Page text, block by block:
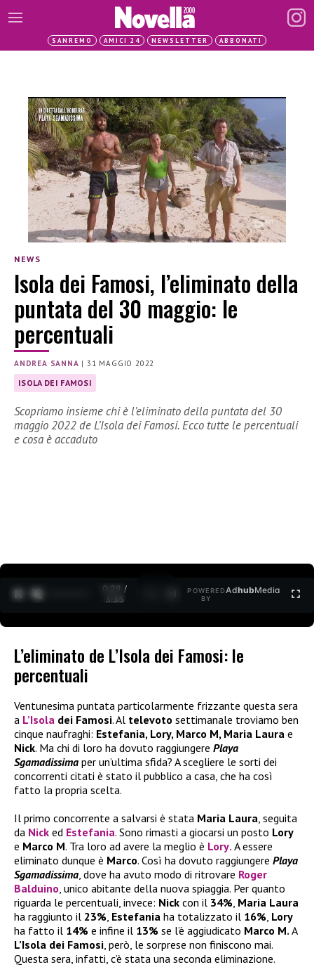
SANREMO AMICI 24 NEWSLETTER ABBONATI
NEWS
Isola dei Famosi, l’eliminato della
puntata del 30 maggio: le
percentuali
ANDREA SANNA |31 MAGGIO 2022
ISOLA DEI FAMOSI
Scopriamo insieme chi è l’eliminato della puntata del 30
maggio 2022 de L’Isola dei Famosi. Ecco tutte le percentuali
e cosa è accaduto
0:30 /
3:35
POWERED
BY
AdhubMedia
L’eliminato de L’Isola dei Famosi: le
percentuali
Ventunesima puntata particolarmente frizzante questa sera
a L’Isola dei Famosi. Al televoto settimanale troviamo ben
cinque naufraghi: Estefania, Lory, Marco M, Maria Laura e
Nick. Ma chi di loro ha dovuto raggiungere Playa
Sgamadissima per un’ultima sfida? A scegliere le sorti dei
concorrenti citati è stato il pubblico a casa, che ha così
fatto la propria scelta.
Il primo concorrente a salvarsi è stata Maria Laura, seguita
da Nick ed Estefania. Sono rimasti a giocarsi un posto Lory
e Marco M. Tra loro ad avere la meglio è Lory. A essere
eliminato dunque è Marco. Così ha dovuto raggiungere Playa
Sgamadissima, dove ha avuto modo di ritrovare Roger
Balduino, unico abitante della nuova spiaggia. Per quanto
riguarda le percentuali, invece: Nick con il 34%, Maria Laura
ha raggiunto il 23%, Estefania ha totalizzato il 16%, Lory
ha fatto il 14% e infine il 13% se l’è aggiudicato Marco M. A
L’Isola dei Famosi, però, le sorprese non finiscono mai.
Questa sera, infatti, c’è stata una seconda eliminazione.